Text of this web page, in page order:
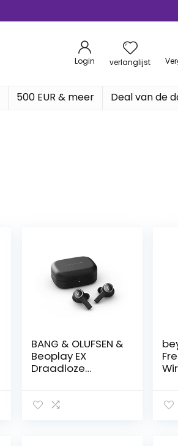
Login verlanglijst
500 EUR & meer Deal van de
BANG & OLUFSEN &
Beoplay EX
Draadloze
Microfoon,Active